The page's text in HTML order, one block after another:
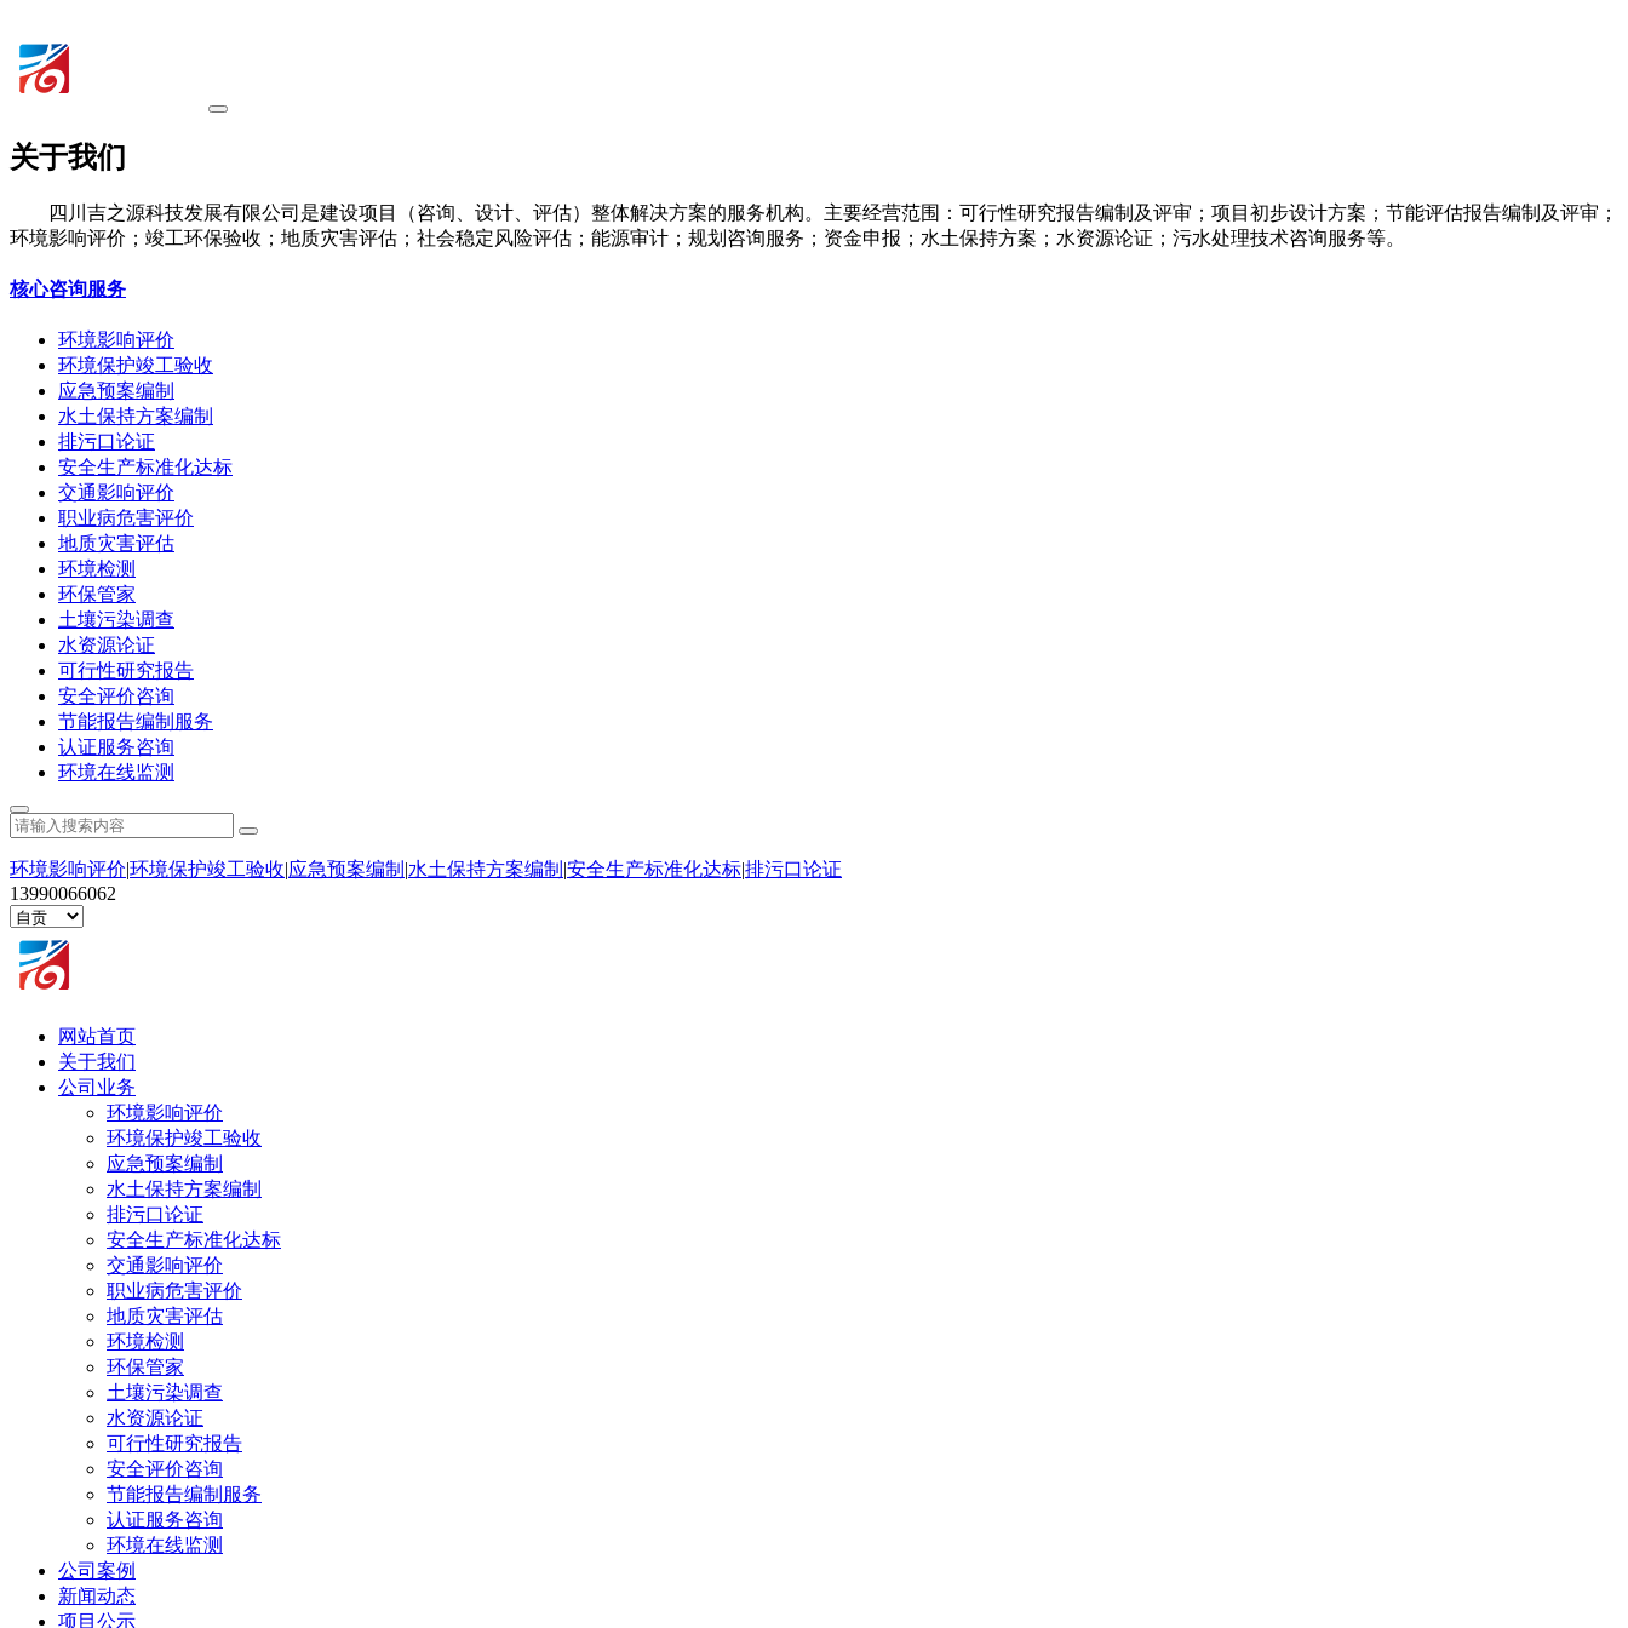
关于我们
四川吉之源科技发展有限公司是建设项目（咨询、设计、评估）整体解决方案的服务机构。主要经营范围：可行性研究报告编制及评审；项目初步设计方案；节能评估报告编制及评审；
环境影响评价；竣工环保验收；地质灾害评估；社会稳定风险评估；能源审计；规划咨询服务；资金申报；水土保持方案；水资源论证；污水处理技术咨询服务等。
核心咨询服务
环境影响评价
环境保护竣工验收
应急预案编制
水土保持方案编制
排污口论证
安全生产标准化达标
交通影响评价
职业病危害评价
地质灾害评估
环境检测
环保管家
土壤污染调查
水资源论证
可行性研究报告
安全评价咨询
节能报告编制服务
认证服务咨询
环境在线监测
环境影响评价|环境保护竣工验收|应急预案编制 |水土保持方案编制 |安全生产标准化达标|排污口论证
13990066062
网站首页
关于我们
公司业务
环境影响评价
环境保护竣工验收
应急预案编制
水土保持方案编制
排污口论证
安全生产标准化达标
交通影响评价
职业病危害评价
地质灾害评估
环境检测
环保管家
土壤污染调查
水资源论证
可行性研究报告
安全评价咨询
节能报告编制服务
认证服务咨询
环境在线监测
公司案例
新闻动态
项目公示